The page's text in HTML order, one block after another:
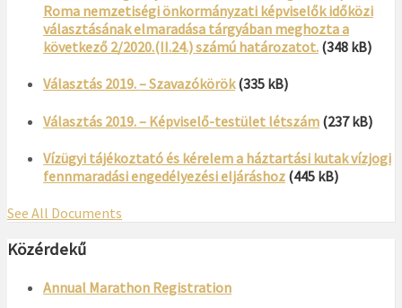
Roma nemzetiségi önkormányzati képviselők időközi
választásának elmaradása tárgyában meghozta a
következő 2/2020.(II.24.) számú határozatot. (348 kB)
Választás 2019. – Szavazókörök (335 kB)
Választás 2019. – Képviselő-testület létszám (237 kB)
Vízügyi tájékoztató és kérelem a háztartási kutak vízjogi
fennmaradási engedélyezési eljáráshoz (445 kB)
See All Documents
Közérdekű
Annual Marathon Registration